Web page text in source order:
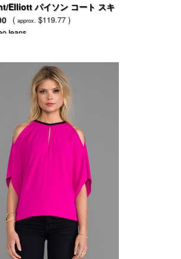
Elliott パイソン コート スキ
ーンズ
( approx. $119.77 )